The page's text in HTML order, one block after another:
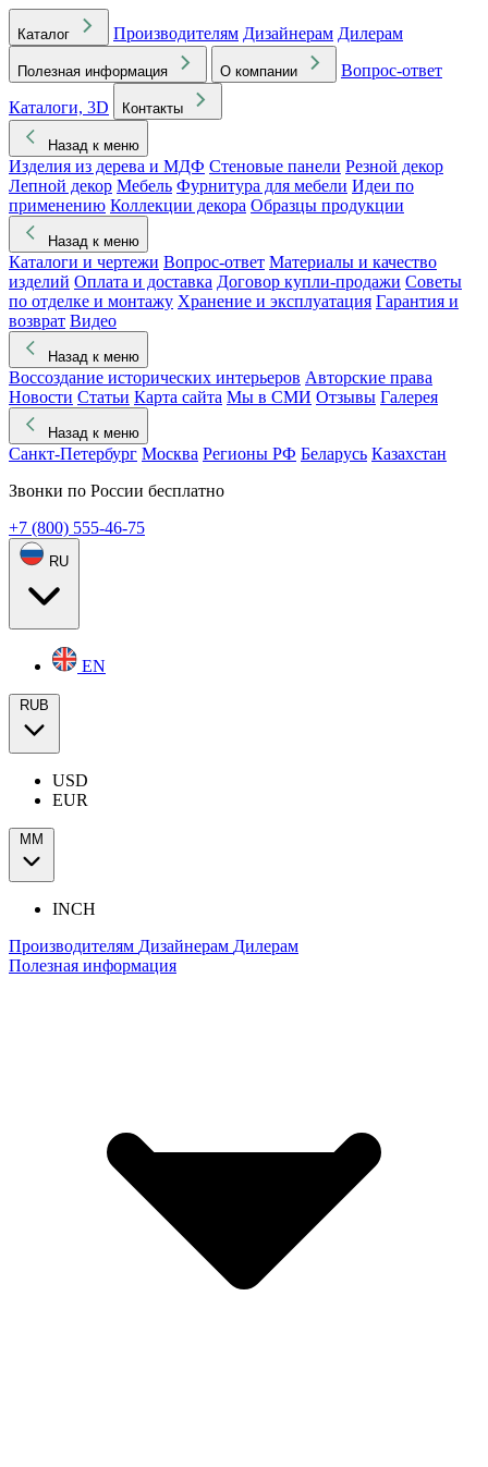
Каталог Производителям Дизайнерам Дилерам
Полезная информация О компании
Вопрос-ответ
Каталоги, 3D
Контакты
Назад к меню
Изделия из дерева и МДФ Стеновые панели Резной декор
Лепной декор Мебель Фурнитура для мебели Идеи по
применению Коллекции декора Образцы продукции
Назад к меню
Каталоги и чертежи Вопрос-ответ Материалы и качество
изделий Оплата и доставка Договор купли-продажи Советы
по отделке и монтажу Хранение и эксплуатация Гарантия и
возврат Видео
Назад к меню
Воссоздание исторических интерьеров Авторские права
Новости Статьи Карта сайта Мы в СМИ Отзывы Галерея
Назад к меню
Санкт-Петербург Москва Регионы РФ Беларусь Казахстан
Звонки по России бесплатно
+7 (800) 555-46-75
RU
EN
RUB
USD
EUR
ММ
INCH
Производителям Дизайнерам Дилерам
Полезная информация